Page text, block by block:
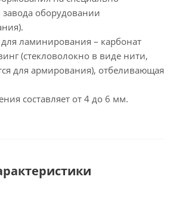
оборудовании
ламинирования – карбонат
(стекловолокно в виде нити,
для армирования), отбеливающая
составляет от 4 до 6 мм.